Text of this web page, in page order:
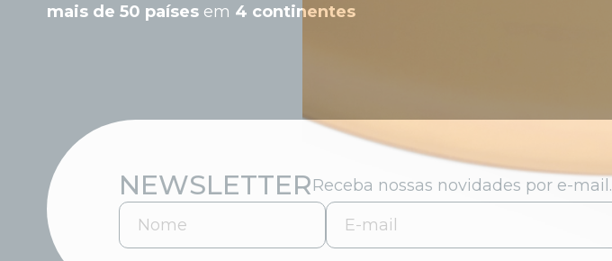
mais de 50 países em 4 continentes
NEWSLETTERReceba nossas novidades por e-mail.